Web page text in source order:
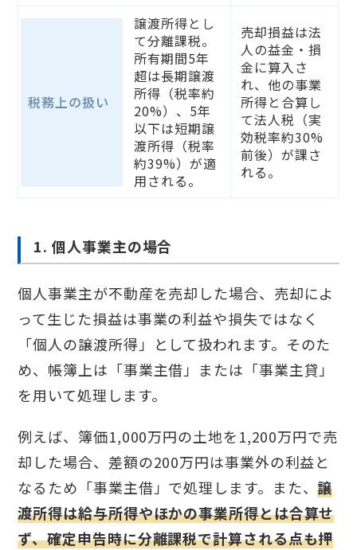
税務上の扱い
譲渡所得とし
て分離課税。
所有期間5年
超は長期譲渡
所得（税率約
20%）、5年
以下は短期譲
渡所得（税率
約39%）が適
用される。
売却損益は法
人の益金・損
金に算入さ
れ、他の事業
所得と合算し
て法人税（実
効税率約30%
前後）が課さ
れる。
1. 個人事業主の場合
個人事業主が不動産を売却した場合、売却によ
って生じた損益は事業の利益や損失ではなく
「個人の譲渡所得」として扱われます。そのた
め、帳簿上は「事業主借」または「事業主貸」
を用いて処理します。
例えば、簿価1,000万円の土地を1,200万円で売
却した場合、差額の200万円は事業外の利益と
なるため「事業主借」で処理します。また、譲
渡所得は給与所得やほかの事業所得とは合算せ
ず、確定申告時に分離課税で計算される点も押